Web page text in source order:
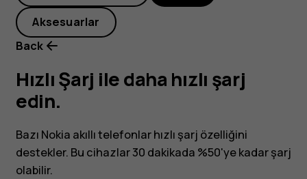
şarj
edin.
Aksesuarlar
Back
Hızlı Şarj ile daha hızlı şarj
edin.
Bazı Nokia akıllı telefonlar hızlı şarj özelliğini
destekler. Bu cihazlar 30 dakikada %50'ye kadar şarj
olabilir.